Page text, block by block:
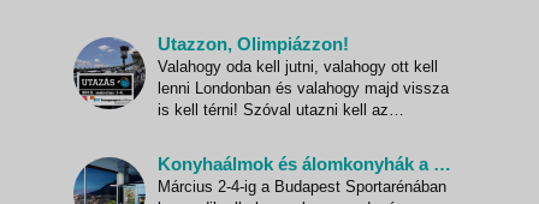
napon minden évben kiállításokkal,
rendezvényekkel emlékeztetik az
embereket Földünk és életünk egyik
legnagyobb kincsére, arra, ami az utóbbi
években talán
Utazzon, Olimpiázzon!
Valahogy oda kell jutni, valahogy ott kell
lenni Londonban és valahogy majd vissza
is kell térni! Szóval utazni kell az
pihenés, százezrek ebben az évben éppen
Londonba készülnek, s Magyarországról is
pár ezren már jó előre jegyet akarnak az
Konyhaálmok és álomkonyhák a Konyhakiállításon!
Március 2-4-ig a Budapest Sportarénában